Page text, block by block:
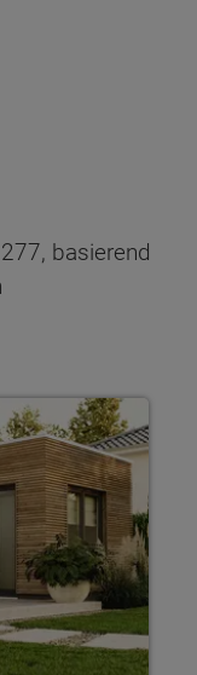
basierend
Haus gestaltest